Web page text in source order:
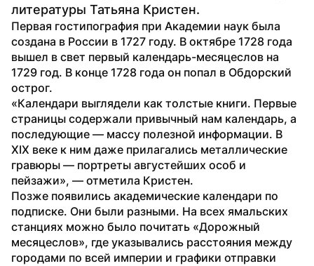
литературы Татьяна Кристен.
Первая гостипография при Академии наук была
создана в России в 1727 году. В октябре 1728 года
вышел в свет первый календарь-месяцеслов на
1729 год. В конце 1728 года он попал в Обдорский
острог.
«Календари выглядели как толстые книги. Первые
страницы содержали привычный нам календарь, а
последующие — массу полезной информации. В
XIX веке к ним даже прилагались металлические
гравюры — портреты августейших особ и
пейзажи», — отметила Кристен.
Позже появились академические календари по
подписке. Они были разными. На всех ямальских
станциях можно было почитать «Дорожный
месяцеслов», где указывались расстояния между
городами по всей империи и графики отправки